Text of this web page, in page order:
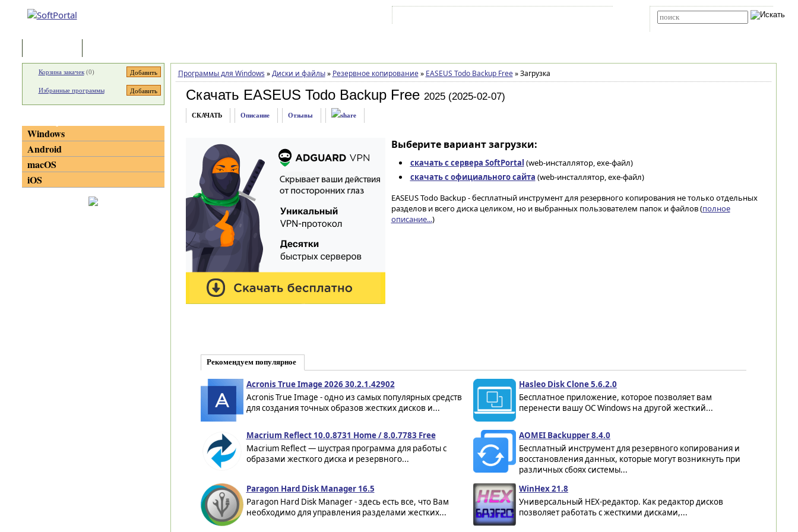
Программы для Windows » Диски и файлы » Резервное копирование » EASEUS Todo Backup Free »Загрузка
Скачать EASEUS Todo Backup Free 2025 (2025-02-07)
СКАЧАТЬ Описание Отзывы
Выберите вариант загрузки:
скачать с сервера SoftPortal (web-инсталлятор, exe-файл)
скачать с официального сайта (web-инсталлятор, exe-файл)
EASEUS Todo Backup - бесплатный инструмент для резервного копирования не только отдельных
разделов и всего диска целиком, но и выбранных пользователем папок и файлов (полное
описание...)
Рекомендуем популярное
Acronis True Image 2026 30.2.1.42902
Acronis True Image - одно из самых популярных средств
для создания точных образов жестких дисков и...
Hasleo Disk Clone 5.6.2.0
Бесплатное приложение, которое позволяет вам
перенести вашу ОС Windows на другой жесткий...
Macrium Reflect 10.0.8731 Home / 8.0.7783 Free
Macrium Reflect — шустрая программа для работы с
образами жесткого диска и резервного...
AOMEI Backupper 8.4.0
Бесплатный инструмент для резервного копирования и
восстановления данных, которые могут возникнуть при
различных сбоях системы...
Paragon Hard Disk Manager 16.5
Paragon Hard Disk Manager - здесь есть все, что Вам
необходимо для управления разделами жестких...
WinHex 21.8
Универсальный HEX-редактор. Как редактор дисков
позволяет работать с жесткими дисками,...
Корзина закачек(0)
Избранные программы
Windows
Android
macOS
iOS